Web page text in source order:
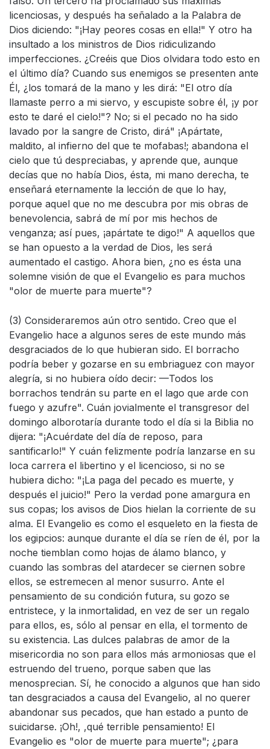
licenciosas, y después ha señalado a la Palabra de
Dios diciendo: "¡Hay peores cosas en ella!" Y otro ha
insultado a los ministros de Dios ridiculizando
imperfecciones. ¿Creéis que Dios olvidara todo esto en
el último día? Cuando sus enemigos se presenten ante
Él, ¿los tomará de la mano y les dirá: "El otro día
llamaste perro a mi siervo, y escupiste sobre él, ¡y por
esto te daré el cielo!"? No; si el pecado no ha sido
lavado por la sangre de Cristo, dirá" ¡Apártate,
maldito, al infierno del que te mofabas!; abandona el
cielo que tú despreciabas, y aprende que, aunque
decías que no había Dios, ésta, mi mano derecha, te
enseñará eternamente la lección de que lo hay,
porque aquel que no me descubra por mis obras de
benevolencia, sabrá de mí por mis hechos de
venganza; así pues, ¡apártate te digo!" A aquellos que
se han opuesto a la verdad de Dios, les será
aumentado el castigo. Ahora bien, ¿no es ésta una
solemne visión de que el Evangelio es para muchos
"olor de muerte para muerte"?
(3) Consideraremos aún otro sentido. Creo que el
Evangelio hace a algunos seres de este mundo más
desgraciados de lo que hubieran sido. El borracho
podría beber y gozarse en su embriaguez con mayor
alegría, si no hubiera oído decir: —Todos los
borrachos tendrán su parte en el lago que arde con
fuego y azufre". Cuán jovialmente el transgresor del
domingo alborotaría durante todo el día si la Biblia no
dijera: "¡Acuérdate del día de reposo, para
santificarlo!" Y cuán felizmente podría lanzarse en su
loca carrera el libertino y el licencioso, si no se
hubiera dicho: "¡La paga del pecado es muerte, y
después el juicio!" Pero la verdad pone amargura en
sus copas; los avisos de Dios hielan la corriente de su
alma. El Evangelio es como el esqueleto en la fiesta de
los egipcios: aunque durante el día se ríen de él, por la
noche tiemblan como hojas de álamo blanco, y
cuando las sombras del atardecer se ciernen sobre
ellos, se estremecen al menor susurro. Ante el
pensamiento de su condición futura, su gozo se
entristece, y la inmortalidad, en vez de ser un regalo
para ellos, es, sólo al pensar en ella, el tormento de
su existencia. Las dulces palabras de amor de la
misericordia no son para ellos más armoniosas que el
estruendo del trueno, porque saben que las
menosprecian. Sí, he conocido a algunos que han sido
tan desgraciados a causa del Evangelio, al no querer
abandonar sus pecados, que han estado a punto de
suicidarse. ¡Oh!, ,qué terrible pensamiento! El
Evangelio es "olor de muerte para muerte"; ¿para